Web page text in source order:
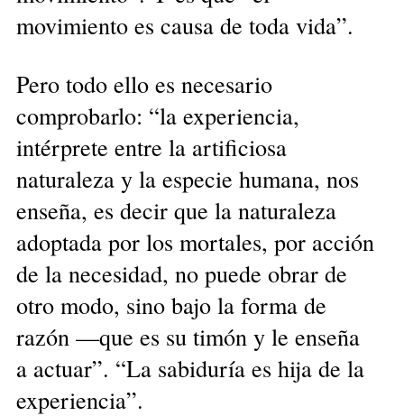
movimiento es causa de toda vida”.
Pero todo ello es necesario
comprobarlo: “la experiencia,
intérprete entre la artificiosa
naturaleza y la especie humana, nos
enseña, es decir que la naturaleza
adoptada por los mortales, por acción
de la necesidad, no puede obrar de
otro modo, sino bajo la forma de
razón —que es su timón y le enseña
a actuar”. “La sabiduría es hija de la
experiencia”.